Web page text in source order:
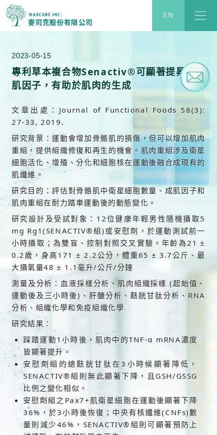
麥司克股份有限公司
麥司克嚴選健康保健素材，代理的素材均以天然、科學為根
本，安全、準確為基礎。
EN
2023-05-15
專利草本複合物Senactiv®可顯著提昇成
肌因子，有助於肌肉的生成
文章出處：Journal of Functional Foods 58(3):
27-33, 2019.
研究背景：運動會增加骨骼肌的損傷，但可以增加肌肉
重組，提供組織修復和再生的機會。肌肉重組涉及衛星
細胞活化、增殖、分化和細胞核在運動後融合成現有的
肌纖維。
研究目的：評估對骨骼肌中衛星細胞數量、成肌因子和
肌肉重組在耐力踏車運動後的動態變化。
研究設計及受試對象：12位健康年輕男性隨機攝取5
mg Rg1(SENACTIV®組)或安慰劑，於運動測試前一
小時攝取；為雙盲、控制對照交叉實驗。年齡為21 ±
0.2歲，身高171 ± 2.2公分，體重65 ± 3.7公斤、最
大攝氧量48 ± 1.1毫升/公斤/分鐘
測量及分析：血液採樣分析、肌肉組織採樣 (起始值、
運動後及三小時後)、肝醣分析、麩胱甘肽分析、RNA
分析、組織化學和免疫組織化學
研究結果：
踩踏運動1小時後，肌肉中的TNF-α mRNA濃度
皆顯著提升。
安慰劑組的總麩胱甘肽在3小時候顯著降低，
SENACTIV®組則無此顯著下降，且GSH/GSSG
比例之變化相似。
安慰劑組之Pax7+肌衛星細胞在運動後顯著下降
36%，於3小時後恢復；中央有核纖維(CNFs)數
量則減少46%，SENACTIV®組則可顯著預防上